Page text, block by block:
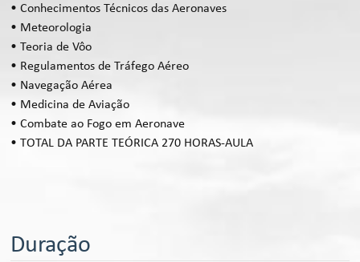
• Conhecimentos Técnicos das Aeronaves
• Meteorologia
• Teoria de Vôo
• Regulamentos de Tráfego Aéreo
• Navegação Aérea
• Medicina de Aviação
• Combate ao Fogo em Aeronave
• TOTAL DA PARTE TEÓRICA 270 HORAS-AULA
Duração